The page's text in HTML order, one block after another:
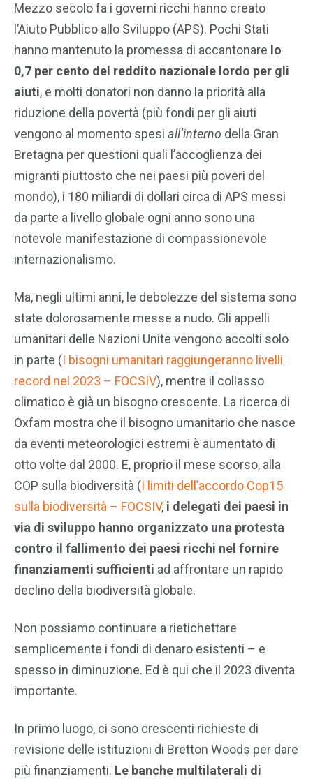
Mezzo secolo fa i governi ricchi hanno creato
l’Aiuto Pubblico allo Sviluppo (APS). Pochi Stati
hanno mantenuto la promessa di accantonare lo
0,7 per cento del reddito nazionale lordo per gli
aiuti, e molti donatori non danno la priorità alla
riduzione della povertà (più fondi per gli aiuti
vengono al momento spesi all’interno della Gran
Bretagna per questioni quali l’accoglienza dei
migranti piuttosto che nei paesi più poveri del
mondo), i 180 miliardi di dollari circa di APS messi
da parte a livello globale ogni anno sono una
notevole manifestazione di compassionevole
internazionalismo.
Ma, negli ultimi anni, le debolezze del sistema sono
state dolorosamente messe a nudo. Gli appelli
umanitari delle Nazioni Unite vengono accolti solo
in parte (I bisogni umanitari raggiungeranno livelli
record nel 2023 – FOCSIV), mentre il collasso
climatico è già un bisogno crescente. La ricerca di
Oxfam mostra che il bisogno umanitario che nasce
da eventi meteorologici estremi è aumentato di
otto volte dal 2000. E, proprio il mese scorso, alla
COP sulla biodiversità (I limiti dell’accordo Cop15
sulla biodiversità – FOCSIV, i delegati dei paesi in
via di sviluppo hanno organizzato una protesta
contro il fallimento dei paesi ricchi nel fornire
finanziamenti sufficienti ad affrontare un rapido
declino della biodiversità globale.
Non possiamo continuare a rietichettare
semplicemente i fondi di denaro esistenti – e
spesso in diminuzione. Ed è qui che il 2023 diventa
importante.
In primo luogo, ci sono crescenti richieste di
revisione delle istituzioni di Bretton Woods per dare
più finanziamenti. Le banche multilaterali di